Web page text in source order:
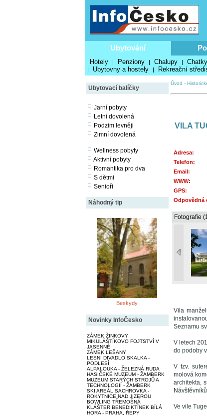
Ubytování
Hotely | Penziony | Chalupy |
| Ubytovny a hostely | Rekreační
Ubytovací balíčky
Jarní pobyty
Letní dovolená
Podzim levněji
Zimní dovolená
Wellness pobyty
Aktivní pobyty
Romantika pro dva
S dětmi
Senioři
Náhodný tip
Beskydy
Novinky InfoČesko
ZÁMEK ŽINKOVY
MIKULÁŠTÍKOVO FOJTSTVÍ V
JASENNÉ
ZÁMEK LEŠANY
LESNÍ DIVADLO SKALKA -
PODLESÍ
ALPALOUKA - ŽELEZNÁ RUDA
HASIČSKÉ MUZEUM - ŽAMBERK
MUZEUM STARÝCH STROJŮ A
TECHNOLOGIÍ - ŽAMBERK
SKI AREÁL SACHROVKA -
ROKYTNICE NAD JIZEROU
BOWLING TŘEMOŠNÁ
KLÁŠTER BENEDIKTÍNEK BÍLÁ
HORA - PRAHA, ŘEPY
Úvod -
VILA
Adresa:
Telefon:
Email:
WWW:
GPS:
Odpovědná
Fotografie
Vila
Seznamu
V letech
do podoby
V tzv.
molová
architekta,
Ve vile